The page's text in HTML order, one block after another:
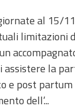
al 15/
limitazioni
assistere la
e post partum
dell’...